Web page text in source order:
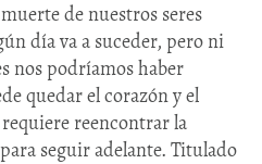
de nuestros seres
día va a suceder, pero ni
nos podríamos haber
quedar el corazón y el
reencontrar la
seguir adelante. Titulado